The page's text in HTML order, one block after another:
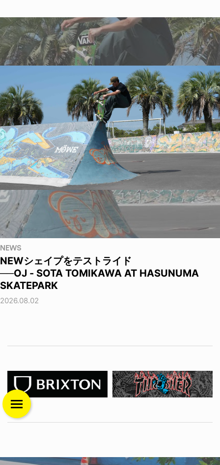
NEWS
NEWシェイプをテストライド
──OJ - SOTA TOMIKAWA AT HASUNUMA
SKATEPARK
2026.08.02